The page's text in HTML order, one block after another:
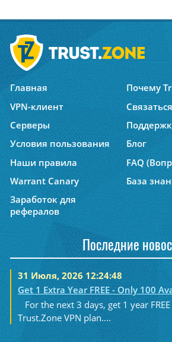
Главная
Почему
VPN-клиент
Серверы
Условия пользования
Блог
Наши правила
FAQ
Warrant Canary
База
Заработок для
рефералов
Последние
31 Июля, 2026 12:24:48
Get 1 Extra Year FREE - Only 100
For the next 3 days, get 1 year
Trust.Zone VPN plan....